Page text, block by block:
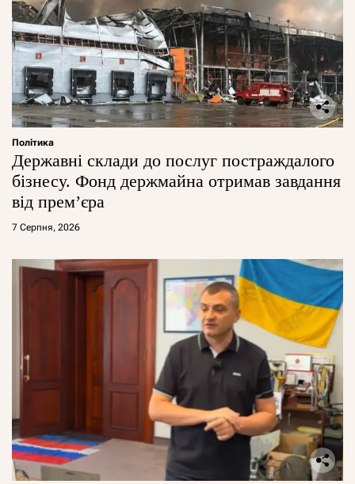
Політика
Державні склади до послуг постраждалого
бізнесу. Фонд держмайна отримав завдання
від прем’єра
7 Серпня, 2026